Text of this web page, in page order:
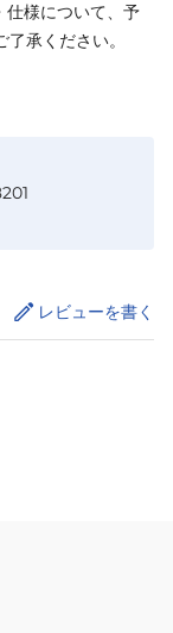
様について、予
承ください。
レビューを書く